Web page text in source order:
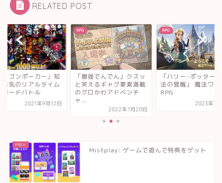
RELATED POST
強でんでん」クスッ
えるギャグ要素満載
かわアドベンチ
RPG
「ハリー･ポッター：魔
法の覚醒」 魔法ワールド
RPG
RPG
「ドラゴンポーカー
恵と勇気のリアルタ
合体カードバトル
2021年9
Mistplay: ゲームで遊んで特典をゲット